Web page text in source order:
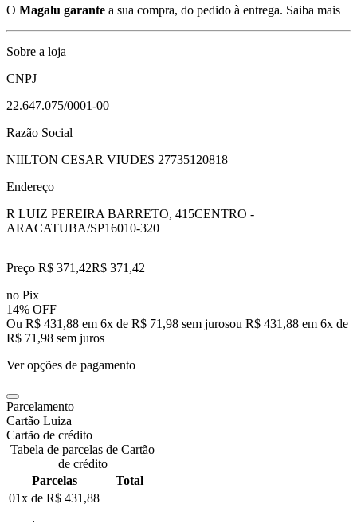
O Magalu garante a sua compra, do pedido à entrega. Saiba mais
Sobre a loja
CNPJ
22.647.075/0001-00
Razão Social
NIILTON CESAR VIUDES 27735120818
Endereço
R LUIZ PEREIRA BARRETO, 415CENTRO -
ARACATUBA/SP16010-320
Preço R$ 371,42R$ 371 ,42
no Pix
14% OFF
Ou R$ 431,88 em 6x de R$ 71,98 sem jurosou R$ 431,88 em 6x de
R$ 71,98 sem juros
Ver opções de pagamento
Parcelamento
Cartão Luiza
Cartão de crédito
Tabela de parcelas de Cartão
de crédito
Parcelas
Total
01x de R$ 431,88